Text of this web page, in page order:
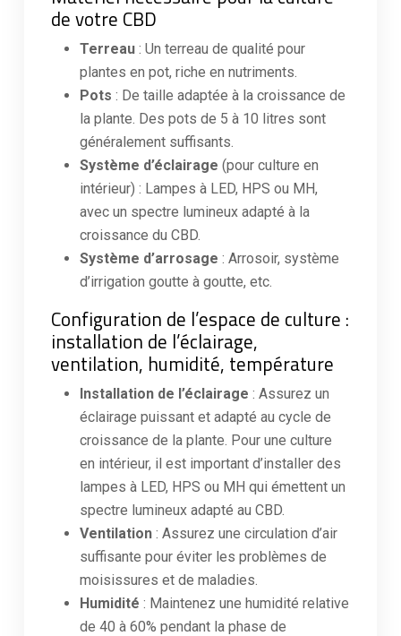
de votre CBD
Terreau : Un terreau de qualité pour
plantes en pot, riche en nutriments.
Pots : De taille adaptée à la croissance de
la plante. Des pots de 5 à 10 litres sont
généralement suffisants.
Système d’éclairage (pour culture en
intérieur) : Lampes à LED, HPS ou MH,
avec un spectre lumineux adapté à la
croissance du CBD.
Système d’arrosage : Arrosoir, système
d’irrigation goutte à goutte, etc.
Configuration de l’espace de culture :
installation de l’éclairage,
ventilation, humidité, température
Installation de l’éclairage : Assurez un
éclairage puissant et adapté au cycle de
croissance de la plante. Pour une culture
en intérieur, il est important d’installer des
lampes à LED, HPS ou MH qui émettent un
spectre lumineux adapté au CBD.
Ventilation : Assurez une circulation d’air
suffisante pour éviter les problèmes de
moisissures et de maladies.
Humidité : Maintenez une humidité relative
de 40 à 60% pendant la phase de